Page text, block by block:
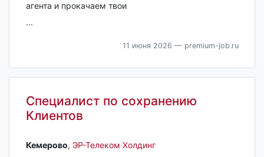
агента и прокачаем твои
...
11 июня 2026 — premium-job.ru
Специалист по сохранению
Клиентов
Кемерово‎, ЭР-Телеком Холдинг